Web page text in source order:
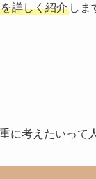
詳しく紹介 しま
に考えたいっ